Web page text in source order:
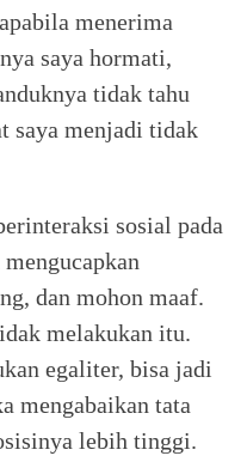
menerima
saya hormati,
tidak tahu
saya menjadi tidak
sosial pada
dan mohon maaf.
melakukan itu.
egaliter, bisa jadi
mengabaikan tata
lebih tinggi.